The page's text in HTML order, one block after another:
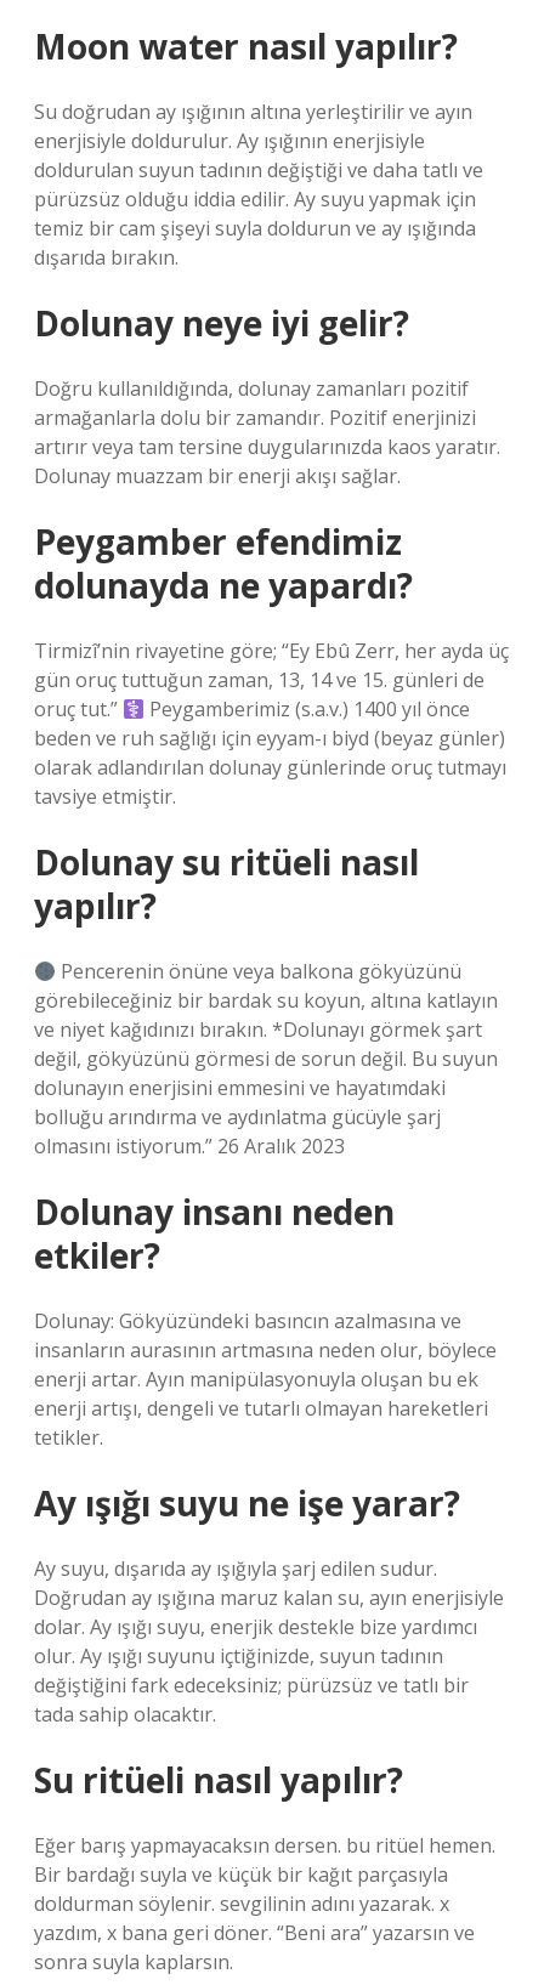
Moon water nasıl yapılır?
Su doğrudan ay ışığının altına yerleştirilir ve ayın
enerjisiyle doldurulur. Ay ışığının enerjisiyle
doldurulan suyun tadının değiştiği ve daha tatlı ve
pürüzsüz olduğu iddia edilir. Ay suyu yapmak için
temiz bir cam şişeyi suyla doldurun ve ay ışığında
dışarıda bırakın.
Dolunay neye iyi gelir?
Doğru kullanıldığında, dolunay zamanları pozitif
armağanlarla dolu bir zamandır. Pozitif enerjinizi
artırır veya tam tersine duygularınızda kaos yaratır.
Dolunay muazzam bir enerji akışı sağlar.
Peygamber efendimiz
dolunayda ne yapardı?
Tirmizî’nin rivayetine göre; “Ey Ebû Zerr, her ayda üç
gün oruç tuttuğun zaman, 13, 14 ve 15. günleri de
oruç tut.”
Peygamberimiz (s.a.v.) 1400 yıl önce
beden ve ruh sağlığı için eyyam-ı biyd (beyaz günler)
olarak adlandırılan dolunay günlerinde oruç tutmayı
tavsiye etmiştir.
Dolunay su ritüeli nasıl
yapılır?
Pencerenin önüne veya balkona gökyüzünü
görebileceğiniz bir bardak su koyun, altına katlayın
ve niyet kağıdınızı bırakın. *Dolunayı görmek şart
değil, gökyüzünü görmesi de sorun değil. Bu suyun
dolunayın enerjisini emmesini ve hayatımdaki
bolluğu arındırma ve aydınlatma gücüyle şarj
olmasını istiyorum.” 26 Aralık 2023
Dolunay insanı neden
etkiler?
Dolunay: Gökyüzündeki basıncın azalmasına ve
insanların aurasının artmasına neden olur, böylece
enerji artar. Ayın manipülasyonuyla oluşan bu ek
enerji artışı, dengeli ve tutarlı olmayan hareketleri
tetikler.
Ay ışığı suyu ne işe yarar?
Ay suyu, dışarıda ay ışığıyla şarj edilen sudur.
Doğrudan ay ışığına maruz kalan su, ayın enerjisiyle
dolar. Ay ışığı suyu, enerjik destekle bize yardımcı
olur. Ay ışığı suyunu içtiğinizde, suyun tadının
değiştiğini fark edeceksiniz; pürüzsüz ve tatlı bir
tada sahip olacaktır.
Su ritüeli nasıl yapılır?
Eğer barış yapmayacaksın dersen. bu ritüel hemen.
Bir bardağı suyla ve küçük bir kağıt parçasıyla
doldurman söylenir. sevgilinin adını yazarak. x
yazdım, x bana geri döner. “Beni ara” yazarsın ve
sonra suyla kaplarsın.